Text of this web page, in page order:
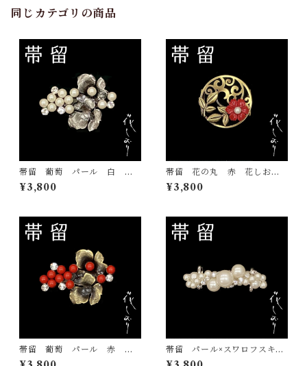
同じカテゴリの商品
帯留 葡萄 パール 白 花
しおり 大原商店 帯飾り
日本製 和装小物
¥3,800
帯留 花の丸 赤 花しお
り 大原商店 帯飾り 日本
製 和装小物
¥3,800
帯留 葡萄 パール 赤 花
しおり 大原商店 帯飾り
帯留 パール×スワロフスキ
ー 白 花しおり 大原商